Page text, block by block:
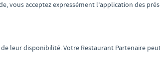
vous acceptez expressément l’application des
de leur disponibilité. Votre Restaurant Partenaire